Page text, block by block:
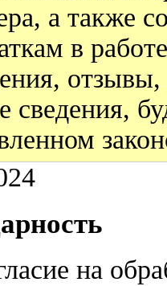
а также
в
отзывы,
сведения,
на